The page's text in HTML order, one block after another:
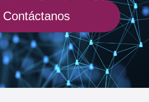
Contáctanos